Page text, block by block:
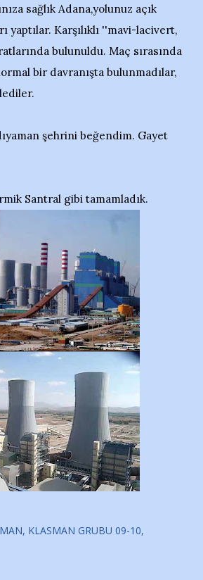
sağlık Adana,yolunuz açık
yaptılar. Karşılıklı ''mavi-lacivert,
bulunuldu. Maç sırasında
bir davranışta bulunmadılar,
şehrini beğendim. Gayet
Santral gibi tamamladık.
KLASMAN GRUBU 09-10